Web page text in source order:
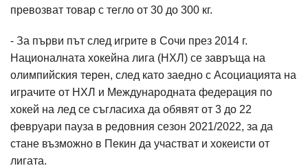
превозват товар с тегло от 30 до 300 кг.
- За първи път след игрите в Сочи през 2014 г.
Националната хокейна лига (НХЛ) се завръща на
олимпийския терен, след като заедно с Асоциацията на
играчите от НХЛ и Международната федерация по
хокей на лед се съгласиха да обявят от 3 до 22
февруари пауза в редовния сезон 2021/2022, за да
стане възможно в Пекин да участват и хокеисти от
лигата.